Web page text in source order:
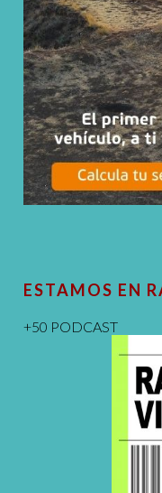
ESTAMOS EN
+50 PODCAST